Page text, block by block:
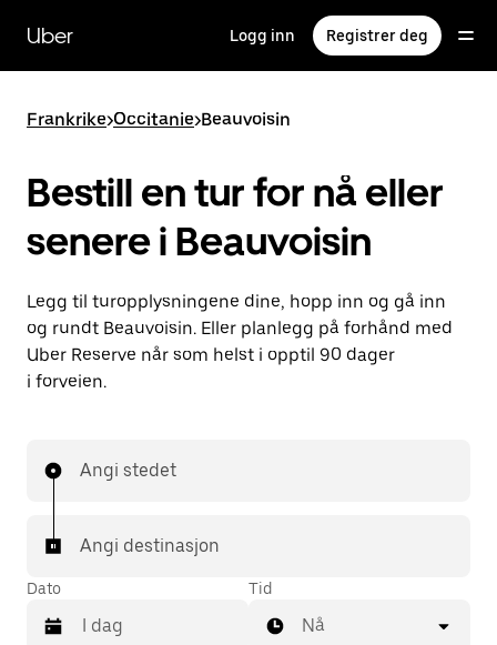
hovedinnholdet
Uber Logg inn Registrer deg
Frankrike>Occitanie>Beauvoisin
Bestill en tur for nå eller
senere i Beauvoisin
Legg til turopplysningene dine, hopp inn og gå inn
og rundt Beauvoisin. Eller planlegg på forhånd med
Uber Reserve når som helst i opptil 90 dager
i forveien.
Angi stedet
Angi destinasjon
Dato Tid
Nå